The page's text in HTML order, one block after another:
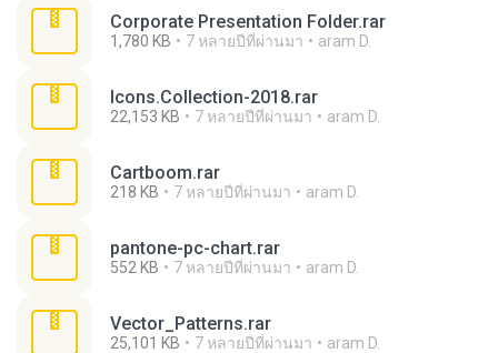
Corporate Presentation Folder.rar
1,780 KB 7 หลายปีที่ผ่านมา aram D.
Icons.Collection-2018.rar
22,153 KB 7 หลายปีที่ผ่านมา aram D.
Cartboom.rar
218 KB 7 หลายปีที่ผ่านมา aram D.
pantone-pc-chart.rar
552 KB 7 หลายปีที่ผ่านมา aram D.
Vector_Patterns.rar
25,101 KB 7 หลายปีที่ผ่านมา aram D.